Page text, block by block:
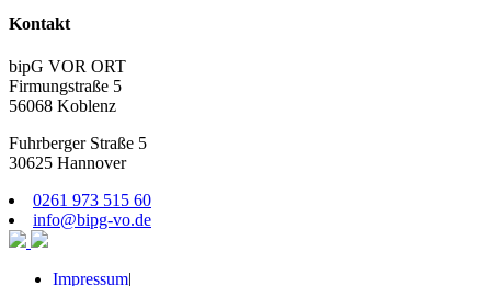
Kontakt
bipG VOR ORT
Firmungstraße 5
56068 Koblenz
Fuhrberger Straße 5
30625 Hannover
0261 973 515 60
info@bipg-vo.de
Impressum|